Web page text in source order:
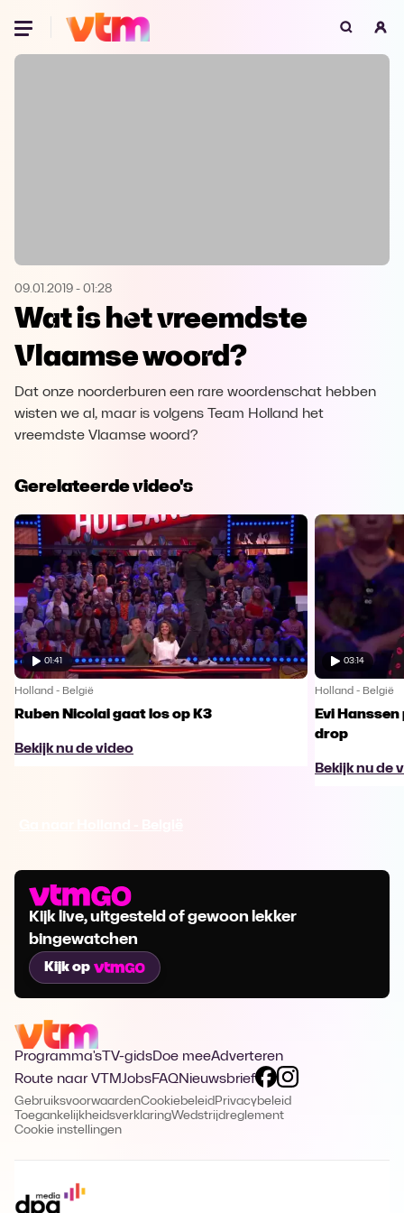
Oeps, browser niet ondersteund
Microsoft Edge Download
Opera
09.01.2019 - 01:28
Wat is het vreemdste
Vlaamse woord?
Dat onze noorderburen een rare woordenschat hebben
wisten we al, maar is volgens Team Holland het
vreemdste Vlaamse woord?
Gerelateerde video's
01:41
Holland - België
Ruben Nicolai gaat los op K3
Bekijk nu de video
03:14
Holland - België
Evi
drop
Bekijk nu de
Kijk live, uitgesteld of gewoon lekker
bingewatchen
Kijk op
Programma's TV-gidsDoe meeAdverteren
Route naar VTMJobsFAQNieuwsbrief
GebruiksvoorwaardenCookiebeleid Privacybeleid
ToegankelijkheidsverklaringWedstrijdreglement
Cookie instellingen